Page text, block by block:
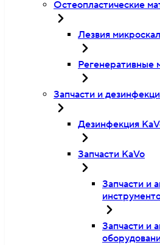
Остеопластические
Лезвия
Регенеративные
Запчасти и
Дезинфекция
Запчасти KaVo
Запчасти и
Запчасти и